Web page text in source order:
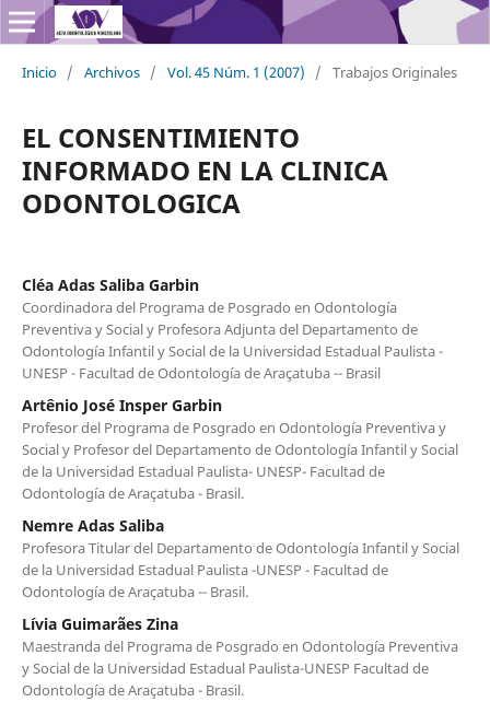
Inicio / Archivos / Vol. 45 Núm. 1 (2007) / Trabajos Originales
EL CONSENTIMIENTO
INFORMADO EN LA CLINICA
ODONTOLOGICA
Cléa Adas Saliba Garbin
Coordinadora del Programa de Posgrado en Odontología
Preventiva y Social y Profesora Adjunta del Departamento de
Odontología Infantil y Social de la Universidad Estadual Paulista -
UNESP - Facultad de Odontología de Araçatuba -- Brasil
Artênio José Insper Garbin
Profesor del Programa de Posgrado en Odontología Preventiva y
Social y Profesor del Departamento de Odontología Infantil y Social
de la Universidad Estadual Paulista- UNESP- Facultad de
Odontología de Araçatuba - Brasil.
Nemre Adas Saliba
Profesora Titular del Departamento de Odontología Infantil y Social
de la Universidad Estadual Paulista -UNESP - Facultad de
Odontología de Araçatuba -- Brasil.
Lívia Guimarães Zina
Maestranda del Programa de Posgrado en Odontología Preventiva
y Social de la Universidad Estadual Paulista-UNESP Facultad de
Odontología de Araçatuba - Brasil.